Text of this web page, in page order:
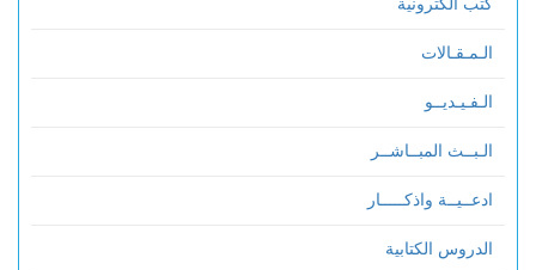
كتب الكترونية
الـمـقـالات
الـفـيـديــو
الـبــث المبــاشــر
ادعــيــة واذكـــــار
الدروس الكتابية